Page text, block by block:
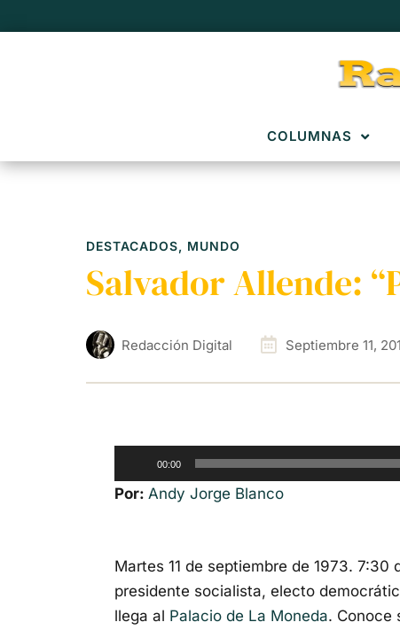
COLUMNAS
DESTACADOS, MUNDO
Salvador Allende:
Redacción Digital Septiembre 11,
Reproductor
de
00:00
Por: Andy Jorge Blanco
Martes 11 de septiembre de 1973. 7:30
presidente socialista, electo
llega al Palacio de La Moneda. Conoce